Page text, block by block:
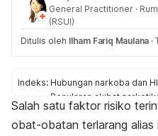
General Practitioner ·
(RSUI)
Ditulis oleh Ilham Fariq Maulana ·
Indeks: Hubungan narkoba dan
Penularan akibat
Jenis narkoba
Penyalahgunaan zat lain
Salah satu faktor risiko
obat-obatan terlarang alias